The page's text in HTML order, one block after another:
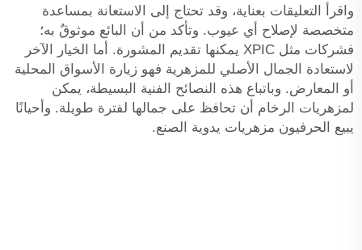
واقرأ التعليقات بعناية، وقد تحتاج إلى الاستعانة بمساعدة
متخصصة لإصلاح أي عيوب. وتأكد من أن البائع موثوقٌ به؛
فشركات مثل XPIC يمكنها تقديم المشورة. أما الخيار الآخر
لاستعادة الجمال الأصلي للمزهرية فهو زيارة الأسواق المحلية
أو المعارض. وباتباع هذه النصائح الفنية البسيطة، يمكن
لمزهريات الرخام أن تحافظ على جمالها لفترة طويلة. وأحيانًا
يبيع الحرفيون مزهريات يدوية الصنع.